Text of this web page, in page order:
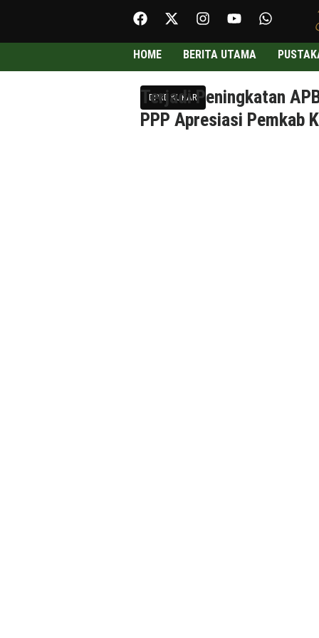
HOME BERITA UTAMA
DPRD KUKAR
Terjadi Peningkatan
PPP Apresiasi Pemkab